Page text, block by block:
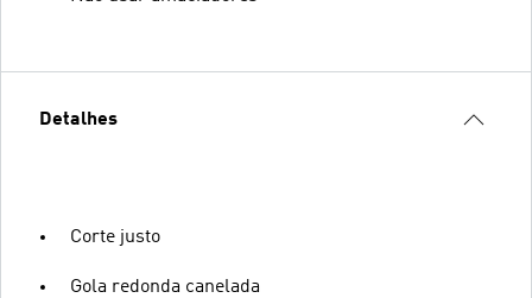
Detalhes
Corte justo
Gola redonda canelada